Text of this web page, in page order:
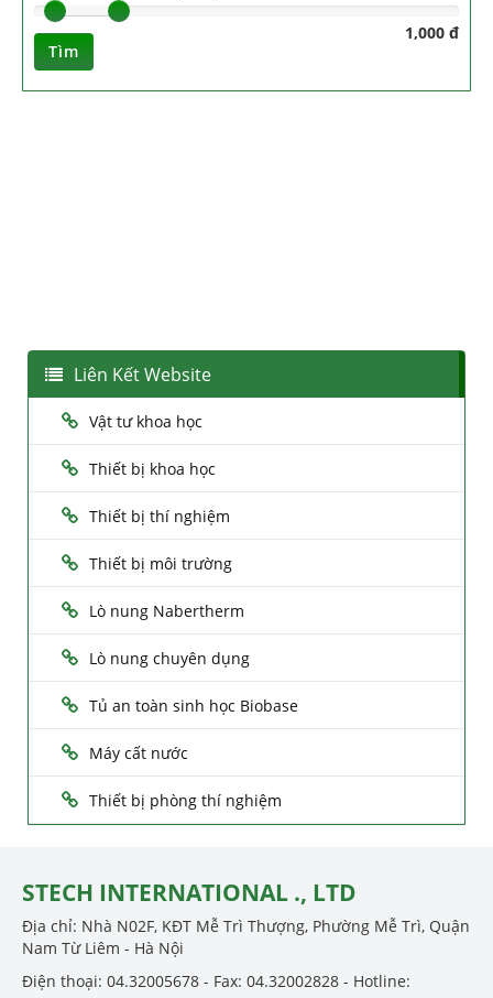
1,000 đ
Tìm
Liên Kết Website
Vật tư khoa học
Thiết bị khoa học
Thiết bị thí nghiệm
Thiết bị môi trường
Lò nung Nabertherm
Lò nung chuyên dụng
Tủ an toàn sinh học Biobase
Máy cất nước
Thiết bị phòng thí nghiệm
STECH INTERNATIONAL ., LTD
Địa chỉ: Nhà N02F, KĐT Mễ Trì Thượng, Phường Mễ Trì, Quận
Nam Từ Liêm - Hà Nội
Điện thoại: 04.32005678 - Fax: 04.32002828 - Hotline: